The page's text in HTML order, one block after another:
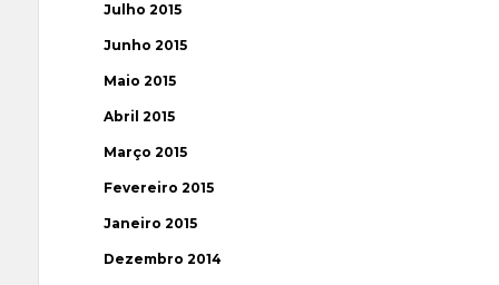
Julho 2015
Junho 2015
Maio 2015
Abril 2015
Março 2015
Fevereiro 2015
Janeiro 2015
Dezembro 2014